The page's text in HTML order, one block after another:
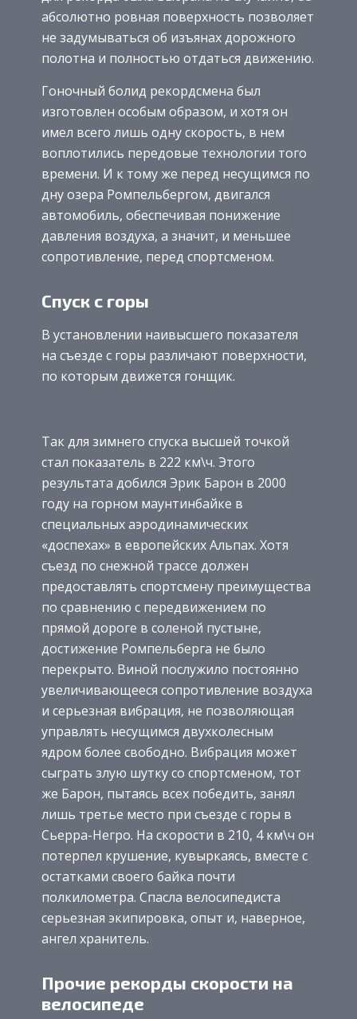
абсолютно ровная поверхность позволяет
не задумываться об изъянах дорожного
полотна и полностью отдаться движению.
Гоночный болид рекордсмена был
изготовлен особым образом, и хотя он
имел всего лишь одну скорость, в нем
воплотились передовые технологии того
времени. И к тому же перед несущимся по
дну озера Ромпельбергом, двигался
автомобиль, обеспечивая понижение
давления воздуха, а значит, и меньшее
сопротивление, перед спортсменом.
Спуск с горы
В установлении наивысшего показателя
на съезде с горы различают поверхности,
по которым движется гонщик.
Так для зимнего спуска высшей точкой
стал показатель в 222 км\ч. Этого
результата добился Эрик Барон в 2000
году на горном маунтинбайке в
специальных аэродинамических
«доспехах» в европейских Альпах. Хотя
съезд по снежной трассе должен
предоставлять спортсмену преимущества
по сравнению с передвижением по
прямой дороге в соленой пустыне,
достижение Ромпельберга не было
перекрыто. Виной послужило постоянно
увеличивающееся сопротивление воздуха
и серьезная вибрация, не позволяющая
управлять несущимся двухколесным
ядром более свободно. Вибрация может
сыграть злую шутку со спортсменом, тот
же Барон, пытаясь всех победить, занял
лишь третье место при съезде с горы в
Сьерра-Негро. На скорости в 210, 4 км\ч он
потерпел крушение, кувыркаясь, вместе с
остатками своего байка почти
полкилометра. Спасла велосипедиста
серьезная экипировка, опыт и, наверное,
ангел хранитель.
Прочие рекорды скорости на
велосипеде